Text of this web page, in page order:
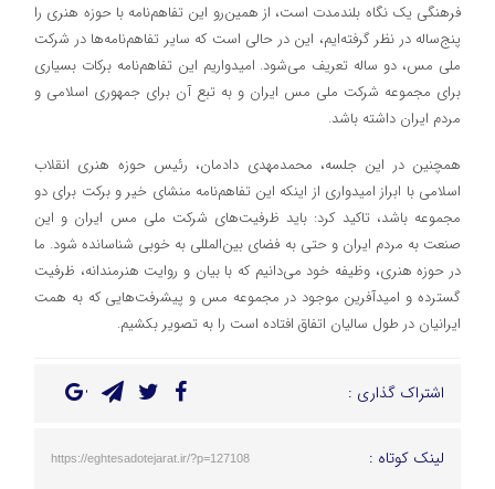
فرهنگی یک نگاه بلندمدت است، از همین‌رو این تفاهم‌نامه با حوزه هنری را
پنج‌ساله در نظر گرفته‌ایم، این در حالی است که سایر تفاهم‌نامه‌ها در شرکت
ملی مس، دو ساله تعریف می‌شود. امیدواریم این تفاهم‌نامه برکات بسیاری
برای مجموعه شرکت ملی مس ایران و به تبع آن برای جمهوری اسلامی و
مردم ایران داشته باشد.
همچنین در این جلسه، محمدمهدی دادمان، رئیس حوزه هنری انقلاب
اسلامی با ابراز امیدواری از اینکه این تفاهم‌نامه منشای خیر و برکت برای دو
مجموعه باشد، تاکید کرد: باید ظرفیت‌های شرکت ملی مس ایران و این
صنعت به مردم ایران و حتی به فضای بین‌المللی به خوبی شناسانده شود. ما
در حوزه هنری، وظیفه خود می‌دانیم که با بیان و روایت هنرمندانه، ظرفیت
گسترده و امیدآفرین موجود در مجموعه مس و پیشرفت‌هایی که به همت
ایرانیان در طول سالیان اتفاق افتاده است را به تصویر بکشیم.
اشتراک گذاری :
لینک کوتاه : https://eghtesadotejarat.ir/?p=127108